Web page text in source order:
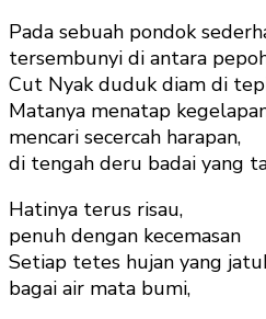
Pada sebuah pondok
tersembunyi di antara
Cut Nyak duduk diam di
Matanya menatap
mencari secercah harapan,
di tengah deru badai yang
Hatinya terus risau,
penuh dengan kecemasan
Setiap tetes hujan yang
bagai air mata bumi,